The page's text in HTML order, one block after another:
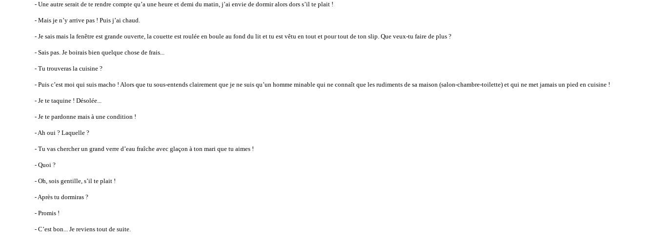
- Une autre serait de te rendre compte qu’a une heure et demi du matin, j’ai envie de dormir alors dors s’il te plait !
- Mais je n’y arrive pas ! Puis j’ai chaud.
- Je sais mais la fenêtre est grande ouverte, la couette est roulée en boule au fond du lit et tu est vêtu en tout et pour tout de ton slip. Que veux-tu faire de plus ?
- Sais pas. Je boirais bien quelque chose de frais...
- Tu trouveras la cuisine ?
- Puis c’est moi qui suis macho ! Alors que tu sous-entends clairement que je ne suis qu’un homme minable qui ne connaît que les rudiments de sa maison (salon-chambre-toilette) et qui ne met jamais un pied en cuisine !
- Je te taquine ! Désolée...
- Je te pardonne mais à une condition !
- Ah oui ? Laquelle ?
- Tu vas chercher un grand verre d’eau fraîche avec glaçon à ton mari que tu aimes !
- Quoi ?
- Oh, sois gentille, s’il te plait !
- Après tu dormiras ?
- Promis !
- C’est bon... Je reviens tout de suite.